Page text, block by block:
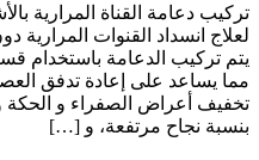
تركيب دعامة القناة المرارية
لعلاج انسداد القنوات
يتم تركيب الدعامة باستخدام
مما يساعد على إعادة تدفق
تخفيف أعراض الصفراء و الحكة و
بنسبة نجاح مرتفعة، و […]